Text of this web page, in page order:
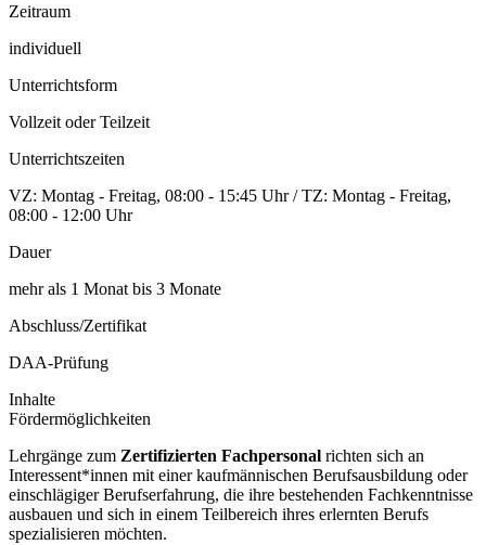
Zeitraum
individuell
Unterrichtsform
Vollzeit oder Teilzeit
Unterrichtszeiten
VZ: Montag - Freitag, 08:00 - 15:45 Uhr / TZ: Montag - Freitag,
08:00 - 12:00 Uhr
Dauer
mehr als 1 Monat bis 3 Monate
Abschluss/Zertifikat
DAA-Prüfung
Inhalte
Fördermöglichkeiten
Lehrgänge zum Zertifizierten Fachpersonal richten sich an
Interessent*innen mit einer kaufmännischen Berufsausbildung oder
einschlägiger Berufserfahrung, die ihre bestehenden Fachkenntnisse
ausbauen und sich in einem Teilbereich ihres erlernten Berufs
spezialisieren möchten.